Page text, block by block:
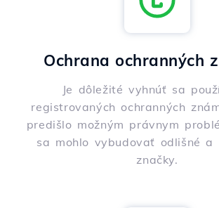
Ochrana ochranných
Je dôležité vyhnúť sa
registrovaných ochranných
predišlo možným právnym
sa mohlo vybudovať odlišné a
značky.